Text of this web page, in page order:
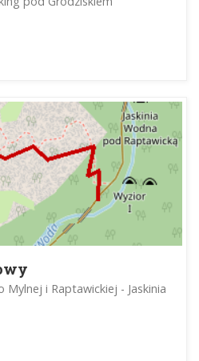
Mylnej i Raptawickiej - Jaskinia